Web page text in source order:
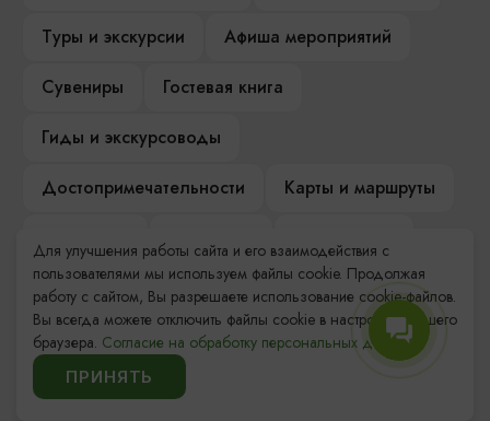
Туры и экскурсии
Афиша мероприятий
Сувениры
Гостевая книга
Гиды и экскурсоводы
Достопримечательности
Карты и маршруты
Компас Балтийской кухни
Настоящий Калининградец
Музеи
Для улучшения работы сайта и его взаимодействия с
пользователями мы используем файлы cookie. Продолжая
работу с сайтом, Вы разрешаете использование cookie-файлов.
Вы всегда можете отключить файлы cookie в настройках Вашего
браузера. Согласие на обработку персональных данных.
ПРИНЯТЬ